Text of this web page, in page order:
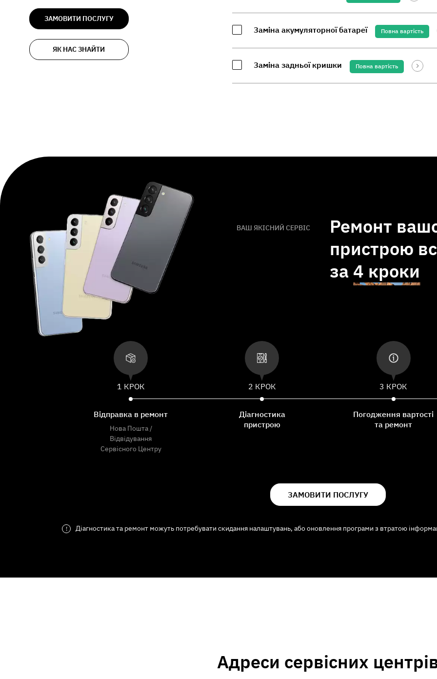
ЗАМОВИТИ ПОСЛУГУ
ЯК НАС ЗНАЙТИ
Заміна акумуляторної батареї Повна вартість
Заміна задньої кришки Повна вартість
ВАШ ЯКІСНИЙ СЕРВІС
Ремонт
пристрою
за 4 кроки
1 КРОК
Відправка в ремонт
Нова Пошта /
Відвідування
Сервісного Центру
2 КРОК
Діагностика
пристрою
3 КРОК
Погодження вартості
та ремонт
ЗАМОВИТИ ПОСЛУГУ
! Діагностика та ремонт можуть потребувати скидання налаштувань, або оновлення програми з втратою
Адреси сервісних